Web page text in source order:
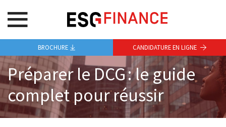
Préparer le DCG : le guide
complet pour réussir
BROCHURE CANDIDATURE EN LIGNE